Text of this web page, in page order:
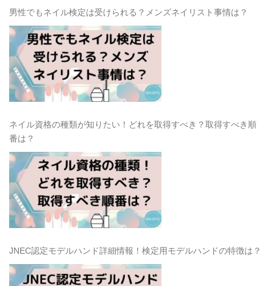
男性でもネイル検定は受けられる？メンズネイリスト事情は？
ネイル資格の種類が知りたい！どれを取得すべき？取得すべき順
番は？
JNEC認定モデルハンド詳細情報！検定用モデルハンドの特徴は？